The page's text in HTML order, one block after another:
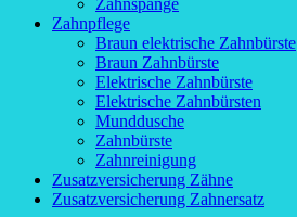
Zahnspange
Zahnpflege
Braun elektrische Zahnbürste
Braun Zahnbürste
Elektrische Zahnbürste
Elektrische Zahnbürsten
Munddusche
Zahnbürste
Zahnreinigung
Zusatzversicherung Zähne
Zusatzversicherung Zahnersatz